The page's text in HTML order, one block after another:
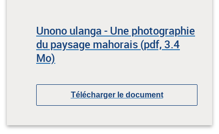
Unono ulanga - Une photographie
du paysage mahorais (pdf, 3.4
Mo)
Télécharger le document